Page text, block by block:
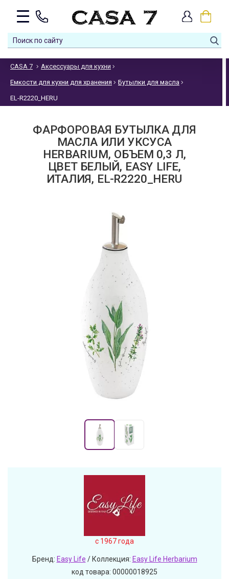
CASA 7 Аксессуары для кухни
Емкости для кухни для хранения Бутылки для масла
EL-R2220_HERU
ФАРФОРОВАЯ БУТЫЛКА ДЛЯ
МАСЛА ИЛИ УКСУСА
HERBARIUM, ОБЪЕМ 0,3 Л,
ЦВЕТ БЕЛЫЙ, EASY LIFE,
ИТАЛИЯ, EL-R2220_HERU
c 1967 года
Бренд: Easy Life / Коллекция: Easy Life Herbarium
код товара: 00000018925